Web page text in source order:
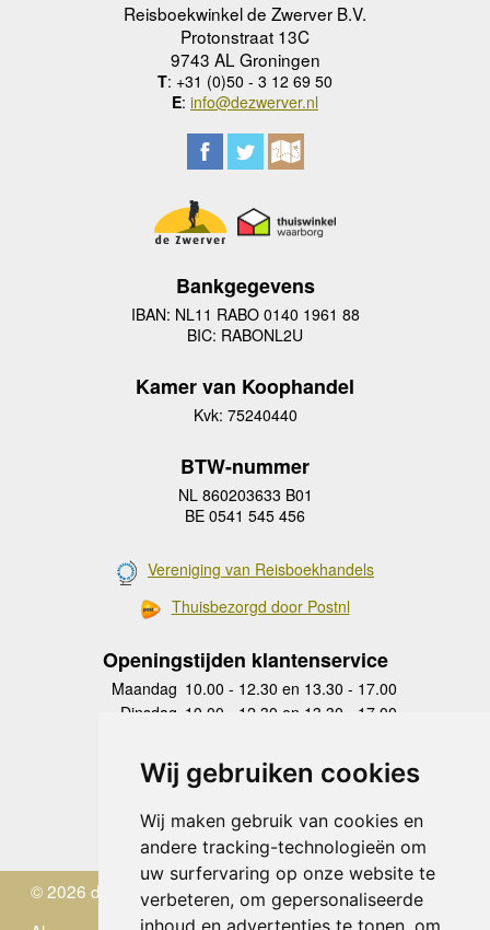
Wij gebruiken cookies
Wij maken gebruik van cookies en
andere tracking-technologieën om
uw surfervaring op onze website te
verbeteren, om gepersonaliseerde
inhoud en advertenties te tonen, om
Reisboekwinkel de Zwerver B.V.
Protonstraat 13C
9743 AL Groningen
T: +31 (0)50 - 3 12 69 50
E: info@dezwerver.nl
Bankgegevens
IBAN: NL11 RABO 0140 1961 88
BIC: RABONL2U
Kamer van Koophandel
Kvk: 75240440
BTW-nummer
NL 860203633 B01
BE 0541 545 456
Vereniging van Reisboekhandels
Thuisbezorgd door Postnl
Openingstijden klantenservice
Maandag 10.00 - 12.30 en 13.30 - 17.00
Dinsdag 10.00 - 12.30 en 13.30 - 17.00
Donderdag
10.00 - 12.30 en 13.30 - 17.00
Vrijdag 10.00 - 12.30 en 13.30 - 17.00
Zaterdag
gesloten
Zondag gesloten
© 2026 de Zwerver